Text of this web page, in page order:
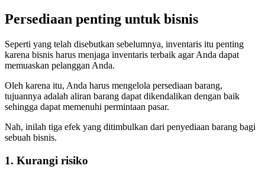
Persediaan penting untuk bisnis
Seperti yang telah disebutkan sebelumnya, inventaris itu penting
karena bisnis harus menjaga inventaris terbaik agar Anda dapat
memuaskan pelanggan Anda.
Oleh karena itu, Anda harus mengelola persediaan barang,
tujuannya adalah aliran barang dapat dikendalikan dengan baik
sehingga dapat memenuhi permintaan pasar.
Nah, inilah tiga efek yang ditimbulkan dari penyediaan barang bagi
sebuah bisnis.
1. Kurangi risiko